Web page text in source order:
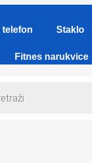
telefon Staklo
Fitnes narukvice